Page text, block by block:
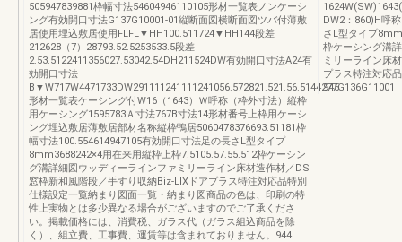
505947839881枠幅寸法54604946110105形材一覧表ノンケーシ
ング有効開口寸法G137G10001-01縦断面図横断面図ツバ付薄敷
居使用埋込敷居使用FLFL▼HH100.511724▼HH144段差
212628（7）28793.52.5253533.5段差
2.53.5122411356027.53042.54DH211524DW有効開口寸法A24有
効開口寸法
B▼W717W4471733DW291111241111241056.572821.521.56.5144277G136G11001
形材一覧表ケーシング付W16（1643）Ｗ呼称（枠外寸法）縦枠
用ケーシング1595783Ａ寸法767B寸法14形材番号上枠用ケーシ
ング埋込敷居薄敷居部材名称縦枠鴨居5060478376693.51181枠
幅寸法100.554614947105有効開口寸法足の長さL型タイプ
8mm3688242×4用在来用縦枠上枠7.5105.57.55.512枠ケーシン
グ溝詳細図ウッディーラインファミリーライン床材造作材／DS
窓枠新和風階段／手すり収納Biz-LIXドアプラス特注対応品特別
仕様設定一覧納まり図面一覧・納まり図商品の色は、印刷の特
性上実物とは多少異なる場合がございますのでご了承くださ
い。掲載価格には、消費税、ガラス代（ガラス組込商品を除
く）、組立費、工事費、運賃等は含まれておりません。944
DW2：860)H呼
さL型タイプ
枠ケーシング溝
ミリーライン床
プラス特注対応
945